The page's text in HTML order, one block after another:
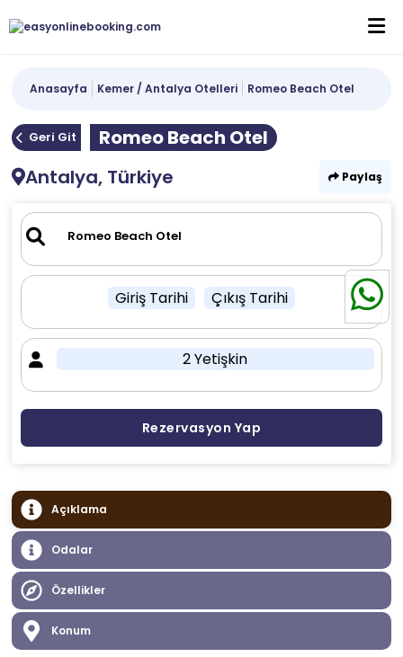
Anasayfa Kemer / Antalya Otelleri Romeo Beach Otel
Geri Git
Romeo Beach Otel
Antalya, Türkiye
Paylaş
Giriş Tarihi Çıkış Tarihi
2 Yetişkin
Rezervasyon Yap
Açıklama
Odalar
Özellikler
Konum